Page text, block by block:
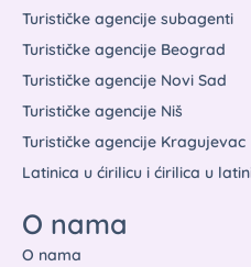
Turističke agencije subagenti
Turističke agencije Beograd
Turističke agencije Novi Sad
Turističke agencije Niš
Turističke agencije Kragujevac
Latinica u ćirilicu i ćirilica u
O nama
O nama